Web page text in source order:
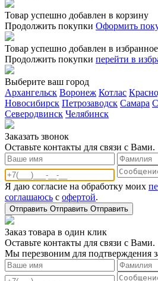
Товар успешно добавлен в корзину
Продолжить покупки Оформить
Товар успешно добавлен в избранное
Продолжить покупки перейти в
Выберите ваш город
Архангельск Воронеж Котлас
Новосибирск Петрозаводск Самара
Северодвинск Челябинск
Заказать звонoк
Оставьте контакты для связи с Вами.
Я даю согласие на обработку моих
соглашаюсь с офертой.
Отправить Отправить Отправить
Заказ товара в один клик
Оставьте контакты для связи с Вами.
Мы перезвоним для подтверждения